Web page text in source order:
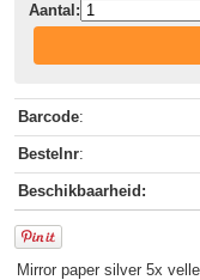
Aantal:
Barcode:
Bestelnr:
Beschikbaarheid:
Mirror paper silver 5x